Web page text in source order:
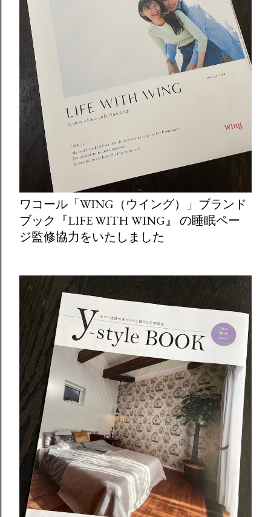
ワコール「WING（ウイング）」ブランド
ブック『LIFE WITH WING』 の睡眠ペー
ジ監修協力をいたしました